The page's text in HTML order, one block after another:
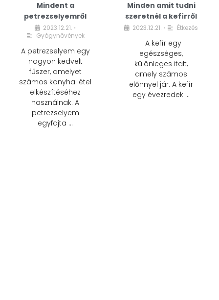
Mindent a
petrezselyemről
2023.12.21. •
Gyógynövények
A petrezselyem egy
nagyon kedvelt
fűszer, amelyet
számos konyhai étel
elkészítéséhez
használnak. A
petrezselyem
egyfajta …
Minden amit tudni
szeretnél a kefírről
2023.12.21. • Étkezés
A kefír egy
egészséges,
különleges italt,
amely számos
előnnyel jár. A kefír
egy évezredek …